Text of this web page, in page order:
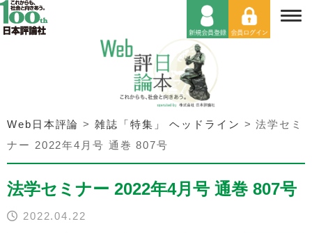
Web日本評論 >雑誌「特集」 ヘッドライン >法学セミ
ナー 2022年4月号 通巻 807号
法学セミナー 2022年4月号 通巻 807号
2022.04.22